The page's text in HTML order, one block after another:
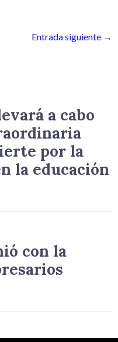
Entrada siguiente →
a cabo
por la
la educación
con la